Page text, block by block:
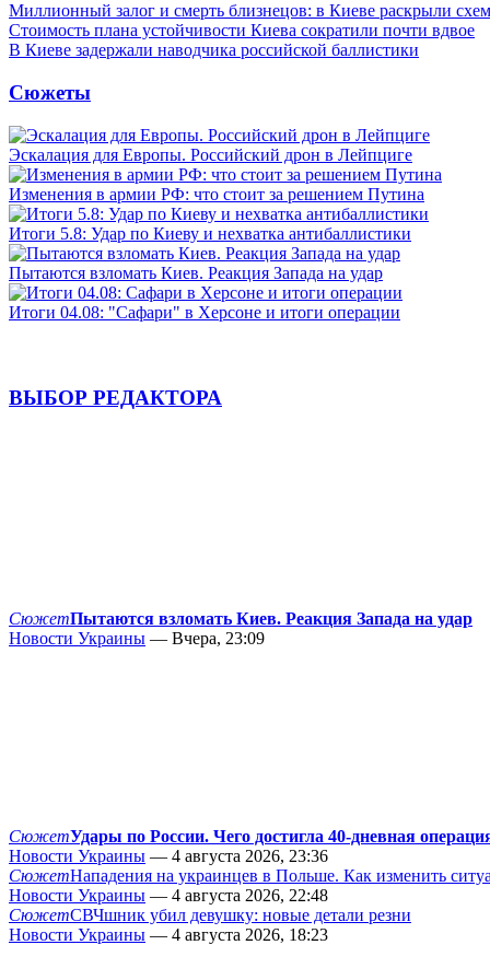
Миллионный залог и смерть близнецов: в Киеве раскрыли
Стоимость плана устойчивости Киева сократили почти вдвое
В Киеве задержали наводчика российской баллистики
Сюжеты
Эскалация для Европы. Российский дрон в Лейпциге
Изменения в армии РФ: что стоит за решением Путина
Итоги 5.8: Удар по Киеву и нехватка антибаллистики
Пытаются взломать Киев. Реакция Запада на удар
Итоги 04.08: "Сафари" в Херсоне и итоги операции
ВЫБОР РЕДАКТОРА
СюжетПытаются взломать Киев. Реакция Запада на удар
Новости Украины — Вчера, 23:09
СюжетУдары по России. Чего достигла 40-дневная
Новости Украины — 4 августа 2026, 23:36
СюжетНападения на украинцев в Польше. Как изменить
Новости Украины — 4 августа 2026, 22:48
СюжетСВЧшник убил девушку: новые детали резни
Новости Украины — 4 августа 2026, 18:23